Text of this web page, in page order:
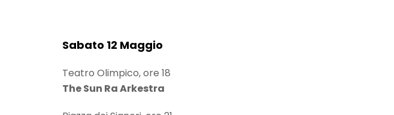
Sabato 12 Maggio
Teatro Olimpico, ore 18
The Sun Ra Arkestra